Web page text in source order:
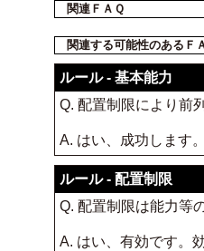
関連ＦＡＱ
関連する可能性のあるＦ
ルール - 基本能力
Q. 配置制限により前
A. はい、成功します
ルール - 配置制限
Q. 配置制限は能力等
A. はい、有効です。